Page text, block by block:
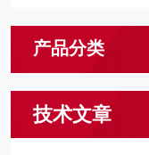
产品分类
技术文章